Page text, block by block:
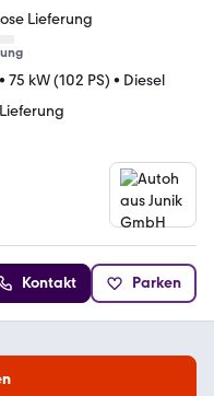
Lieferung
• 75 kW (102 PS) • Diesel
Kontakt Parken